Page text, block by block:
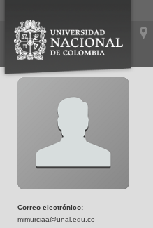
Correo electrónico:
mimurciaa@unal.edu.co